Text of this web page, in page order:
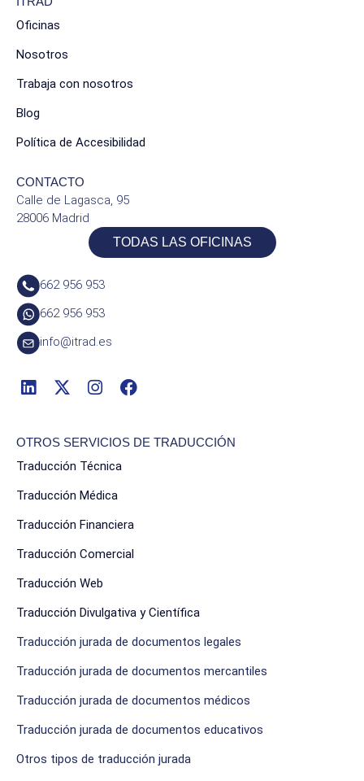
Oficinas
Nosotros
Trabaja con nosotros
Blog
Política de Accesibilidad
CONTACTO
Calle de Lagasca, 95
28006 Madrid
TODAS LAS OFICINAS
662 956 953
662 956 953
info@itrad.es
OTROS SERVICIOS DE TRADUCCIÓN
Traducción Técnica
Traducción Médica
Traducción Financiera
Traducción Comercial
Traducción Web
Traducción Divulgativa y Científica
Traducción jurada de documentos legales
Traducción jurada de documentos mercantiles
Traducción jurada de documentos médicos
Traducción jurada de documentos educativos
Otros tipos de traducción jurada